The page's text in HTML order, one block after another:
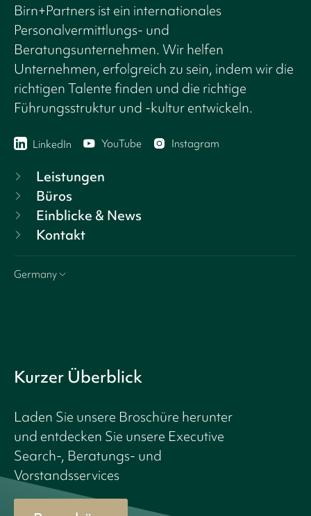
Birn+Partners ist ein internationales
Personalvermittlungs- und
Beratungsunternehmen. Wir helfen
Unternehmen, erfolgreich zu sein, indem wir die
richtigen Talente finden und die richtige
Führungsstruktur und -kultur entwickeln.
LinkedIn YouTube Instagram
Leistungen
Büros
Einblicke & News
Kontakt
Germany
Kurzer Überblick
Laden Sie unsere Broschüre herunter
und entdecken Sie unsere Executive
Search-, Beratungs- und
Vorstandsservices